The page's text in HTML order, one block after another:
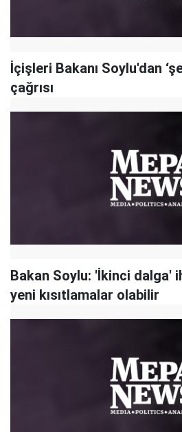
İçişleri Bakanı Soylu'dan
çağrısı
Bakan Soylu: 'İkinci dalga'
yeni kısıtlamalar olabilir